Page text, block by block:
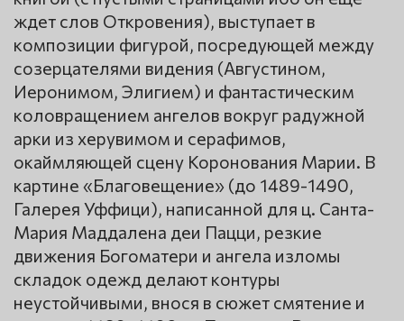
ждет слов Откровения), выступает в
композиции фигурой, посредующей между
созерцателями видения (Августином,
Иеронимом, Элигием) и фантастическим
коловращением ангелов вокруг радужной
арки из херувимом и серафимов,
окаймляющей сцену Коронования Марии. В
картине «Благовещение» (до 1489-1490,
Галерея Уффици), написанной для ц. Санта-
Мария Маддалена деи Пацци, резкие
движения Богоматери и ангела изломы
складок одежд делают контуры
неустойчивыми, внося в сюжет смятение и